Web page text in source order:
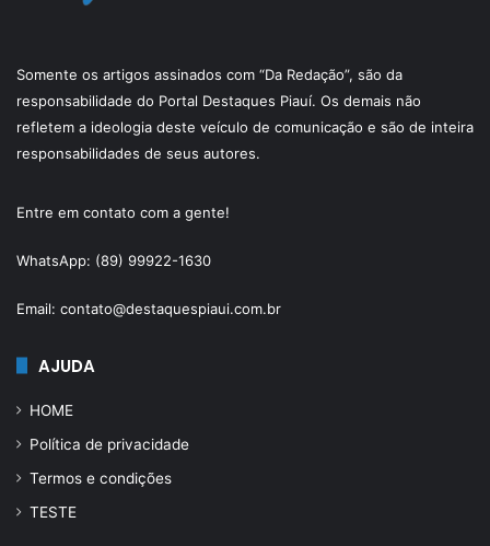
Somente os artigos assinados com “Da Redação”, são da
responsabilidade do Portal Destaques Piauí. Os demais não
refletem a ideologia deste veículo de comunicação e são de inteira
responsabilidades de seus autores.
Entre em contato com a gente!
WhatsApp: (89) 99922-1630
Email: contato@destaquespiaui.com.br
AJUDA
HOME
Política de privacidade
Termos e condições
TESTE